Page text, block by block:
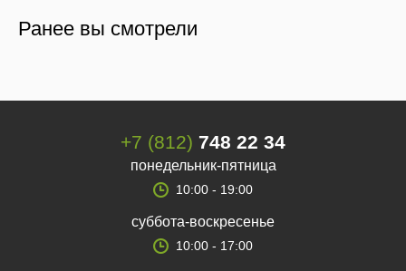
Ранее вы смотрели
+7 (812) 748 22 34
понедельник-пятница
10:00 - 19:00
суббота-воскресенье
10:00 - 17:00